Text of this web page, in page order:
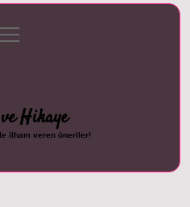
menüyü
aç
Hikaye
ilham veren öneriler!